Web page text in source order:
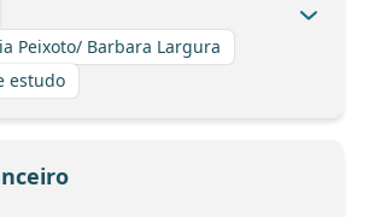
Peixoto/ Barbara Largura
estudo